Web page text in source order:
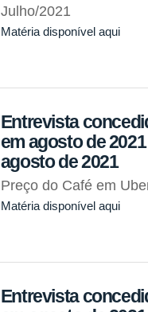
Julho/2021
Matéria disponível aqui
Entrevista
em agosto de
agosto de 2021
Preço do Café em
Matéria disponível aqui
Entrevista